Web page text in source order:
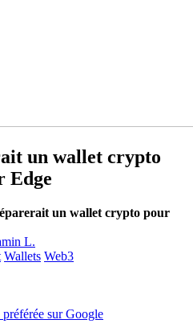
un wallet crypto
Edge
un wallet crypto pour
L.
Wallets Web3
sur Google